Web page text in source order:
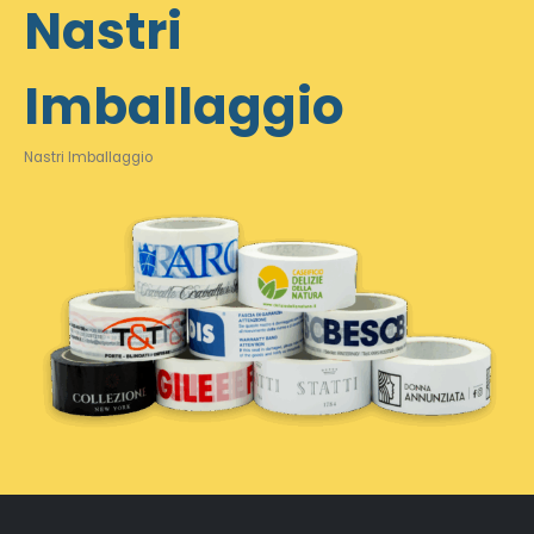
Nastri
Imballaggio
Nastri Imballaggio